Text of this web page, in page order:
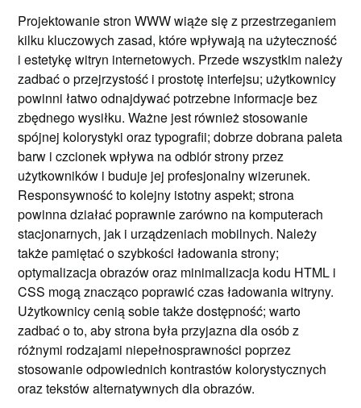
Projektowanie stron WWW wiąże się z przestrzeganiem
kilku kluczowych zasad, które wpływają na użyteczność
i estetykę witryn internetowych. Przede wszystkim należy
zadbać o przejrzystość i prostotę interfejsu; użytkownicy
powinni łatwo odnajdywać potrzebne informacje bez
zbędnego wysiłku. Ważne jest również stosowanie
spójnej kolorystyki oraz typografii; dobrze dobrana paleta
barw i czcionek wpływa na odbiór strony przez
użytkowników i buduje jej profesjonalny wizerunek.
Responsywność to kolejny istotny aspekt; strona
powinna działać poprawnie zarówno na komputerach
stacjonarnych, jak i urządzeniach mobilnych. Należy
także pamiętać o szybkości ładowania strony;
optymalizacja obrazów oraz minimalizacja kodu HTML i
CSS mogą znacząco poprawić czas ładowania witryny.
Użytkownicy cenią sobie także dostępność; warto
zadbać o to, aby strona była przyjazna dla osób z
różnymi rodzajami niepełnosprawności poprzez
stosowanie odpowiednich kontrastów kolorystycznych
oraz tekstów alternatywnych dla obrazów.